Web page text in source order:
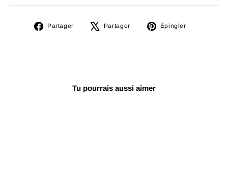
Partager
PartagerPartager
TweeterÉpingler
Tu pourrais aussi aimer